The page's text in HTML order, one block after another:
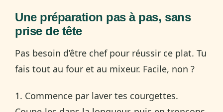
Une préparation pas à pas, sans
prise de tête
Pas besoin d’être chef pour réussir ce plat. Tu
fais tout au four et au mixeur. Facile, non ?
1. Commence par laver tes courgettes.